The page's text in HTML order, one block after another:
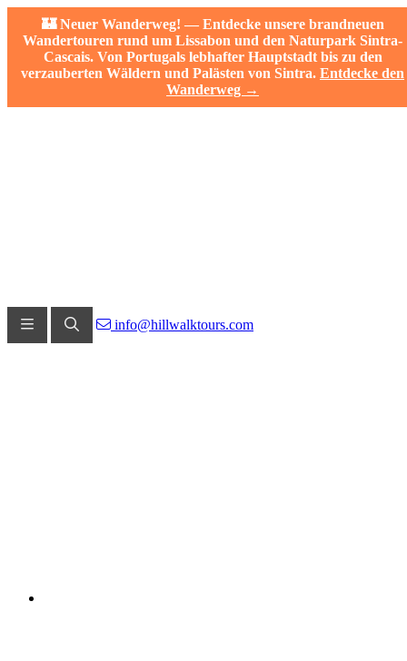
🏰 Neuer Wanderweg! — Entdecke unsere brandneuen
Wandertouren rund um Lissabon und den Naturpark Sintra-
Cascais. Von Portugals lebhafter Hauptstadt bis zu den
verzauberten Wäldern und Palästen von Sintra. Entdecke den
Wanderweg →
info@hillwalktours.com